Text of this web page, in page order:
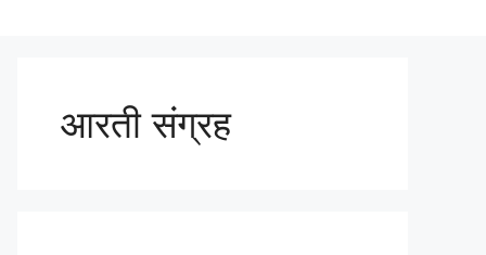
आरती संग्रह